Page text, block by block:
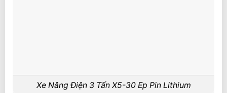
Xe Nâng Điện 3 Tấn X5-30 Ep Pin Lithium